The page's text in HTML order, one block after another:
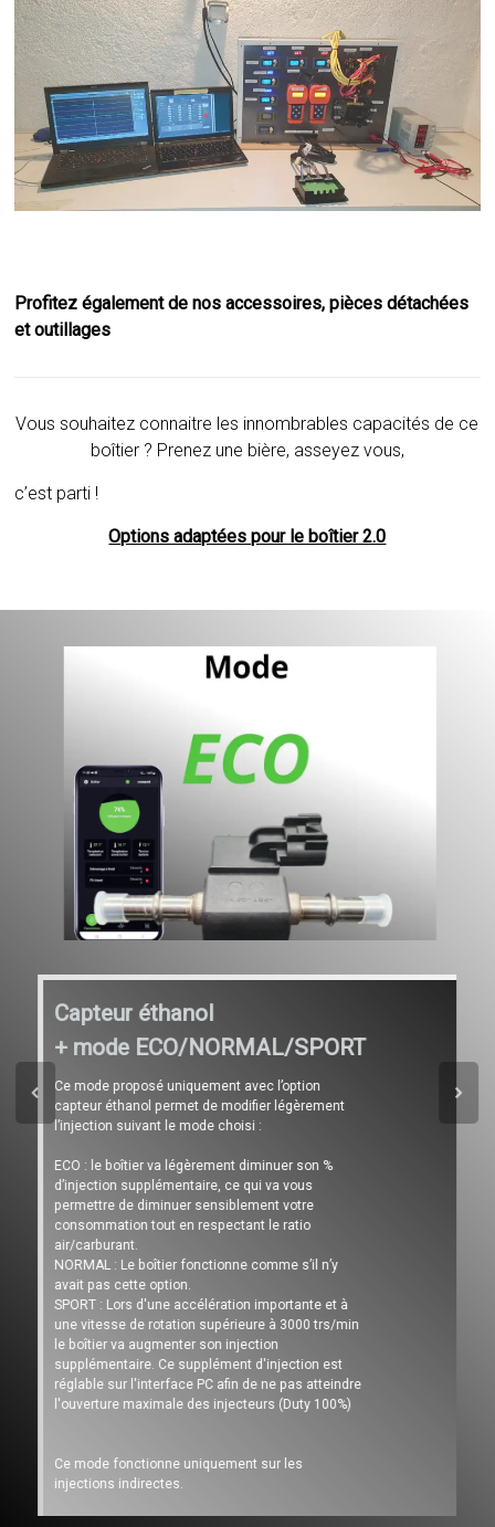
Profitez également de nos accessoires, pièces détachées
et outillages
Vous souhaitez connaitre les innombrables capacités de ce
boîtier ? Prenez une bière, asseyez vous,
c’est parti !
Options adaptées pour le boîtier 2.0
Capteur éthanol
+ mode ECO/NORMAL/SPORT
Ce mode proposé uniquement avec l’option
capteur éthanol permet de modifier légèrement
l’injection suivant le mode choisi :
ECO : le boîtier va légèrement diminuer son %
d’injection supplémentaire, ce qui va vous
permettre de diminuer sensiblement votre
consommation tout en respectant le ratio
air/carburant.
NORMAL : Le boîtier fonctionne comme s’il n’y
avait pas cette option.
SPORT : Lors d'une accélération importante et à
une vitesse de rotation supérieure à 3000 trs/min
le boîtier va augmenter son injection
supplémentaire. Ce supplément d'injection est
réglable sur l'interface PC afin de ne pas atteindre
l'ouverture maximale des injecteurs (Duty 100%)
Ce mode fonctionne uniquement sur les
injections indirectes.